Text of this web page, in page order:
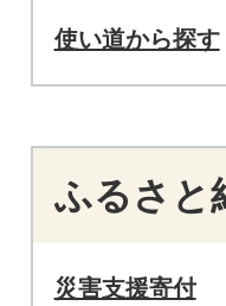
使い道から探す
ふるさと
災害支援寄付